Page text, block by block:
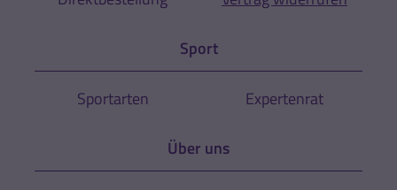
Sport
Sportarten Expertenrat
Über uns